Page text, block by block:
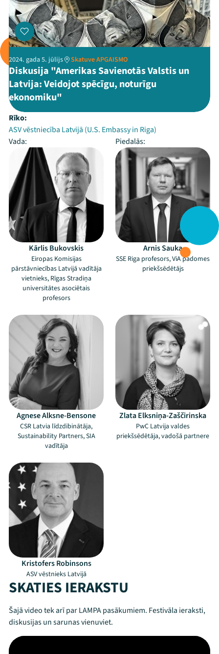
2024. gada 5. jūlijs Skatuve APGAISMO
Diskusija "Amerikas Savienotās Valstis un
Latvija: Veidojot spēcīgu, noturīgu
ekonomiku"
Rīko:
ASV vēstniecība Latvijā (U.S. Embassy in Riga)
Vada:
Piedalās:
Kārlis Bukovskis
Eiropas Komisijas
pārstāvniecības Latvijā vadītāja
vietnieks, Rīgas Stradiņa
universitātes asociētais
profesors
Arnis Sauka
SSE Riga profesors, ViA padomes
priekšsēdētājs
Agnese Alksne-Bensone
CSR Latvia līdzdibinātāja,
Sustainability Partners, SIA
vadītāja
Zlata Elksniņa-Zaščirinska
PwC Latvija valdes
priekšsēdētāja, vadošā partnere
Kristofers Robinsons
ASV vēstnieks Latvijā
SKATIES IERAKSTU
Šajā video tek arī par LAMPA pasākumiem. Festivāla ieraksti,
diskusijas un sarunas vienuviet.